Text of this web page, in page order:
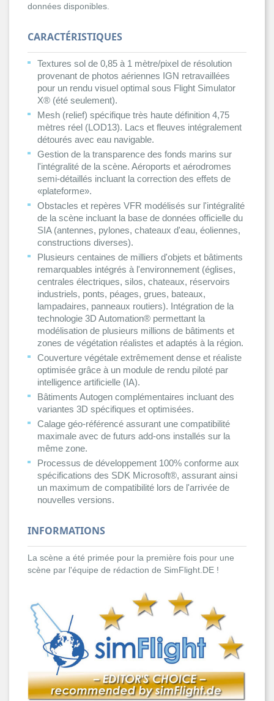
données disponibles.
CARACTÉRISTIQUES
Textures sol de 0,85 à 1 mètre/pixel de résolution
provenant de photos aériennes IGN retravaillées
pour un rendu visuel optimal sous Flight Simulator
X® (été seulement).
Mesh (relief) spécifique très haute définition 4,75
mètres réel (LOD13). Lacs et fleuves intégralement
détourés avec eau navigable.
Gestion de la transparence des fonds marins sur
l'intégralité de la scène. Aéroports et aérodromes
semi-détaillés incluant la correction des effets de
«plateforme».
Obstacles et repères VFR modélisés sur l'intégralité
de la scène incluant la base de données officielle du
SIA (antennes, pylones, chateaux d'eau, éoliennes,
constructions diverses).
Plusieurs centaines de milliers d'objets et bâtiments
remarquables intégrés à l'environnement (églises,
centrales électriques, silos, chateaux, réservoirs
industriels, ponts, péages, grues, bateaux,
lampadaires, panneaux routiers). Intégration de la
technologie 3D Automation® permettant la
modélisation de plusieurs millions de bâtiments et
zones de végétation réalistes et adaptés à la région.
Couverture végétale extrêmement dense et réaliste
optimisée grâce à un module de rendu piloté par
intelligence artificielle (IA).
Bâtiments Autogen complémentaires incluant des
variantes 3D spécifiques et optimisées.
Calage géo-référencé assurant une compatibilité
maximale avec de futurs add-ons installés sur la
même zone.
Processus de développement 100% conforme aux
spécifications des SDK Microsoft®, assurant ainsi
un maximum de compatibilité lors de l'arrivée de
nouvelles versions.
INFORMATIONS
La scène a été primée pour la première fois pour une
scène par l'équipe de rédaction de SimFlight.DE !